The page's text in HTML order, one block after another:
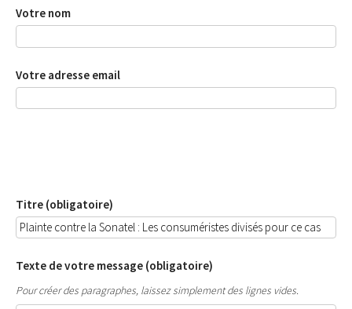
Votre nom
Votre adresse email
Titre (obligatoire)
Texte de votre message (obligatoire)
Pour créer des paragraphes, laissez simplement des lignes vides.